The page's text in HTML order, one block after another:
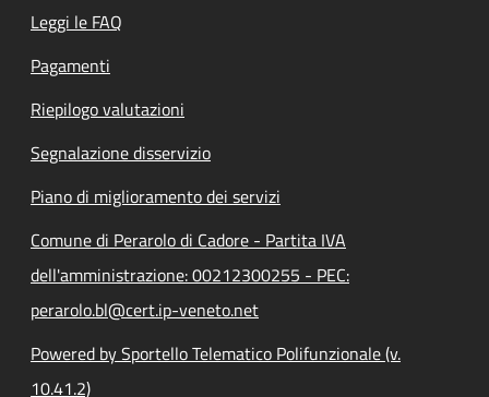
Leggi le FAQ
Pagamenti
Riepilogo valutazioni
Segnalazione disservizio
Piano di miglioramento dei servizi
Comune di Perarolo di Cadore - Partita IVA
dell'amministrazione: 00212300255 - PEC:
perarolo.bl@cert.ip-veneto.net
Powered by Sportello Telematico Polifunzionale (v.
10.41.2)